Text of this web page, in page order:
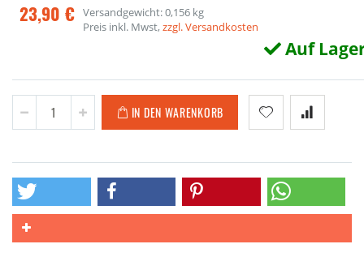
23,90 € Versandgewicht: 0,156 kg
Preis inkl. Mwst,zzgl. Versandkosten
Auf
IN DEN WARENKORB